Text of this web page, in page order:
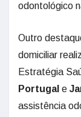
odontológico
Outro
domiciliar
Estratégia
Portugal e
assistência